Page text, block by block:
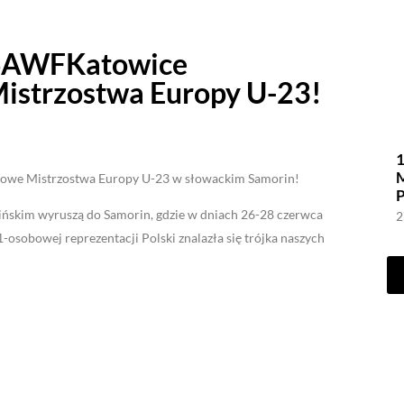
Europy U-23!
Mistrzostwa Europy U-23 w słowackim Samorin!
wyruszą do Samorin, gdzie w dniach 26-28 czerwca
reprezentacji Polski znalazła się trójka naszych